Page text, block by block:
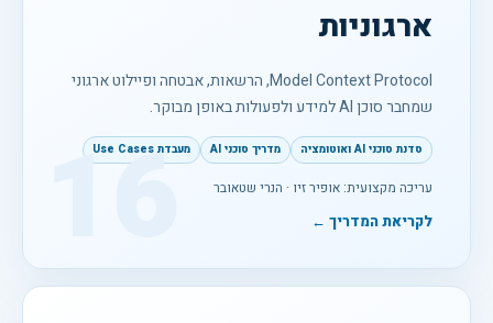
ארגוניות
Model Context Protocol, הרשאות, אבטחה ופיילוט ארגוני
שמחבר סוכן AI למידע ולפעולות באופן מבוקר.
סדנת סוכני AI ואוטומציה מדריך סוכני AI מעבדת Use Cases
עריכה מקצועית: אופיר זיו · הנרי שטאובר
לקריאת המדריך ← 16